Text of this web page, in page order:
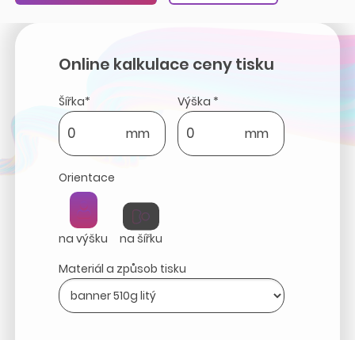
Online kalkulace ceny tisku
Šířka*
mm
Výška *
mm
Orientace
na výšku
na šířku
Materiál a způsob tisku